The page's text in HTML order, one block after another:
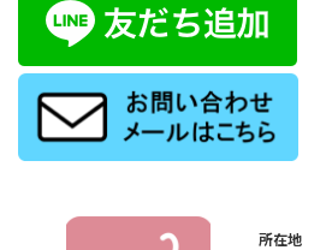
所在地